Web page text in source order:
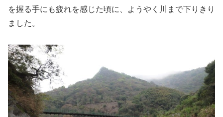
を握る手にも疲れを感じた頃に、ようやく川まで下りきり
ました。